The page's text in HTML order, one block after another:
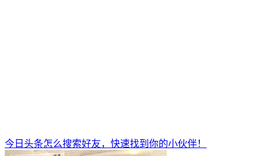
今日头条怎么搜索好友，快速找到你的小伙伴！